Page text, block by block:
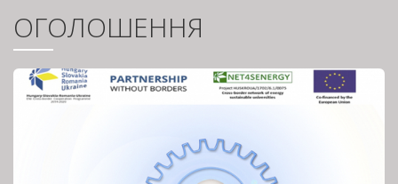
ОГОЛОШЕННЯ